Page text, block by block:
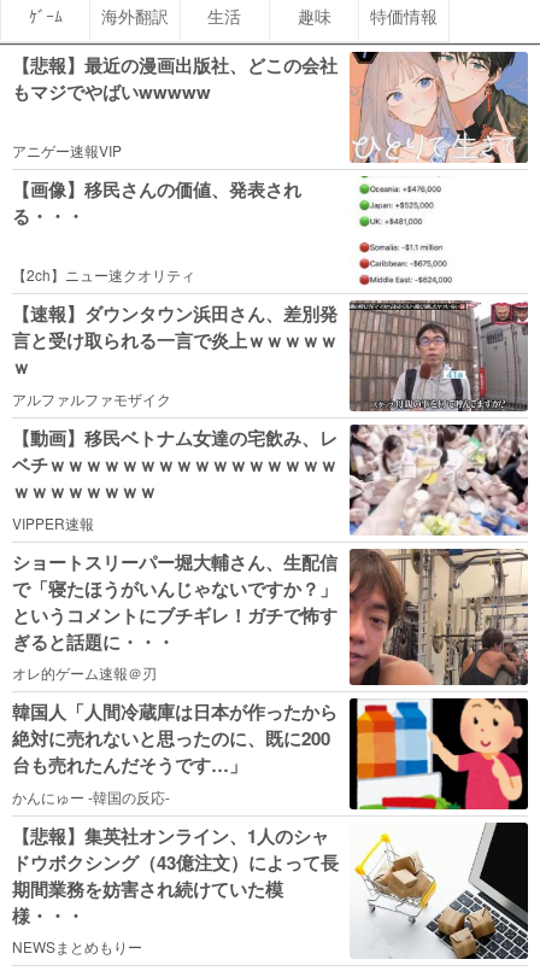
ｹﾞｰﾑ 海外翻訳 生活 趣味 特価情報
【悲報】最近の漫画出版社、どこの会社
もマジでやばいwwwww
アニゲー速報VIP
【画像】移民さんの価値、発表され
る・・・
【2ch】ニュー速クオリティ
【速報】ダウンタウン浜田さん、差別発
言と受け取られる一言で炎上ｗｗｗｗｗ
ｗ
アルファルファモザイク
【動画】移民ベトナム女達の宅飲み、レ
ベチｗｗｗｗｗｗｗｗｗｗｗｗｗｗｗｗ
ｗｗｗｗｗｗｗｗ
VIPPER速報
ショートスリーパー堀大輔さん、生配信
で「寝たほうがいんじゃないですか？」
というコメントにブチギレ！ガチで怖す
ぎると話題に・・・
オレ的ゲーム速報＠刃
韓国人「人間冷蔵庫は日本が作ったから
絶対に売れないと思ったのに、既に200
台も売れたんだそうです…」
かんにゅー -韓国の反応-
【悲報】集英社オンライン、1人のシャ
ドウボクシング（43億注文）によって長
期間業務を妨害され続けていた模
様・・・
NEWSまとめもりー